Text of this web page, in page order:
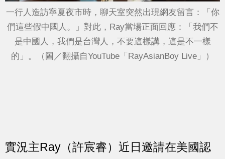
一行人造訪寧夏夜市時，聊天室突然出現網友留言：「你
們這些假中國人。」對此，Ray當場正面回應：「我們不
是中國人，我們是台灣人，不要這樣講，這是不一樣
的」。（圖／翻攝自YouTube「RayAsianBoy Live」）
實況主Ray（許宸睿）近日邀請在美國認